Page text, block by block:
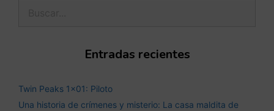
Entradas recientes
Twin Peaks 1×01: Piloto
Una historia de crímenes y misterio: La casa maldita de